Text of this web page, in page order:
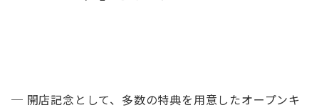
─ 開店記念として、多数の特典を用意したオープンキ